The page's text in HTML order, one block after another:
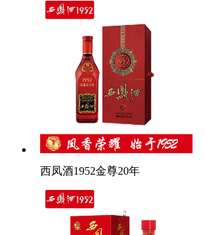
西凤酒1952金尊20年